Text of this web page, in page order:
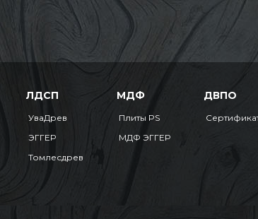
ЛДСП
УваДрев
ЭГГЕР
Томлесдрев
МДФ
Плиты PS
МДФ ЭГГЕР
ДВПО